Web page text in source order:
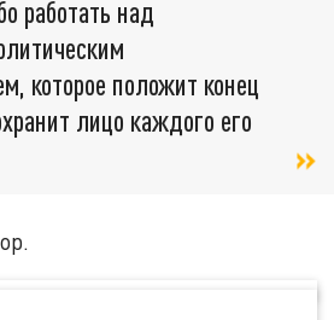
работать над
которое положит конец
лицо каждого его